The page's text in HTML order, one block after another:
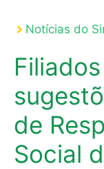
Notícias do
de
Social